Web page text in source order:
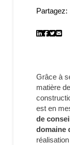
Partagez:
Grâce à
matière
est en
de
domaine